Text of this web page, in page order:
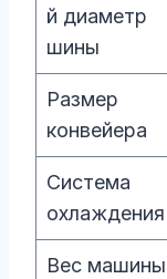
й диаметр
шины
Размер
конвейера
Система
охлаждения
Вес машины